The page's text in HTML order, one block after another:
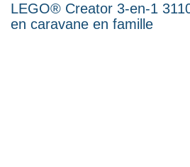
LEGO® Creator 3-en-1
en caravane en famille